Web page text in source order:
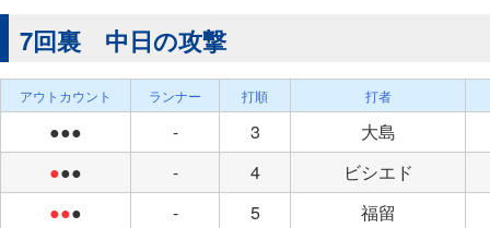
7回裏 中日の攻撃
アウトカウント ランナー 打順 打者
●●● - 3
大島
●●● - 4
ビシエド
●●● - 5 福留